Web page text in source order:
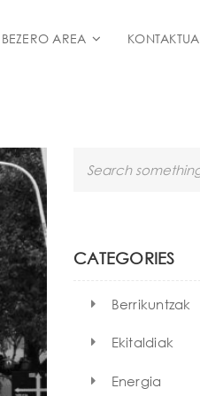
BEZERO AREA KONTAKTUA
h
CATEGORIES
Berrikuntzak
Ekitaldiak
Energia